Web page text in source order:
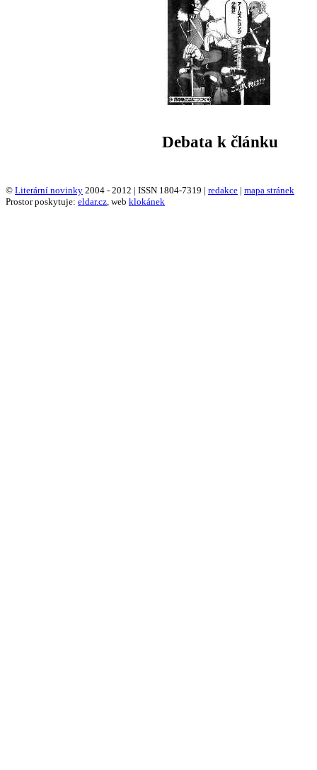
Debata k článku
© Literární novinky 2004 - 2012 | ISSN 1804-7319 | redakce | mapa stránek
Prostor poskytuje: eldar.cz , web klokánek